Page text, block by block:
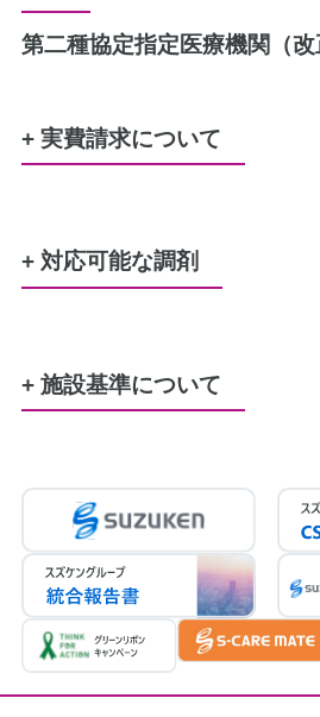
第二種協定指定医療機関（改
+ 実費請求について
レジ袋（プラスチック製買い
患者さまのご自宅にお伺い
行う場合の交通費
自家用車、公共交通機関等
る場合の
薬機法の承認を受けたものの
品を調剤する場合
+ 対応可能な調剤
+ 施設基準について
連携強化加算（5点）
医療DX推進体制整備加算２
かかりつけ薬剤師指導料（
かかりつけ薬剤師包括管理
在宅患者訪問薬剤管理指導料
医療情報取得加算（1点）
（2026年4月30日現在）